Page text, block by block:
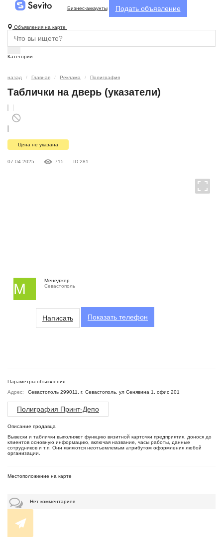
Бизнес-аккаунты Подать объявление
Объявления на карте
Категории
назад Главная Реклама Полиграфия
Таблички на дверь (указатели)
Цена не указана
07.04.2025 715 ID 281
М
Менеджер
Севастополь
Написать Показать телефон
Параметры объявления
Адрес:
Севастополь 299011, г. Севастополь, ул Сенявина 1, офис 201
Полиграфия Принт-Депо
Описание продавца
Вывески и таблички выполняют функцию визитной карточки предприятия, донося до
клиентов основную информацию, включая название, часы работы, данные
сотрудников и т.п. Они являются неотъемлемым атрибутом оформления любой
организации.
Местоположение на карте
Нет комментариев